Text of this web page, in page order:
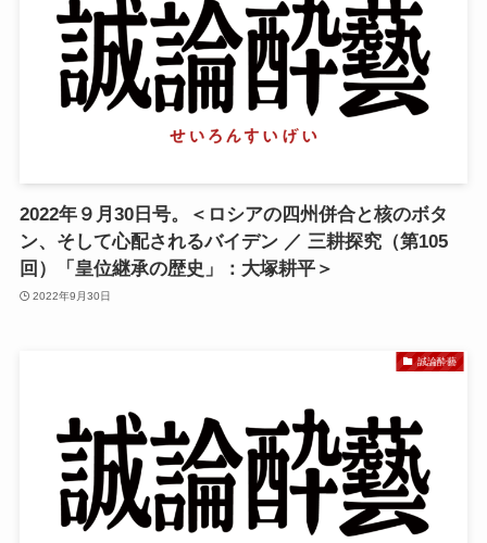
2022年９月30日号。＜ロシアの四州併合と核のボタ
ン、そして心配されるバイデン ／ 三耕探究（第105
回）「皇位継承の歴史」：大塚耕平＞
2022年9月30日
誠論酔藝